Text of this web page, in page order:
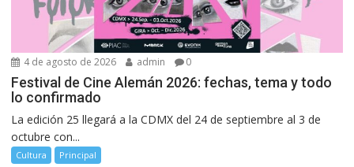
4 de agosto de 2026 admin 0
Festival de Cine Alemán 2026: fechas, tema y todo
lo confirmado
La edición 25 llegará a la CDMX del 24 de septiembre al 3 de
octubre con...
Cultura Principal